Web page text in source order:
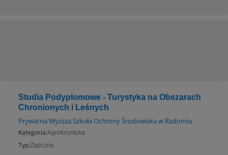
Studia Podyplomowe - Turystyka na Obszarach
Chronionych i Leśnych
Prywatna Wyższa Szkoła Ochrony Środowiska w Radomiu
Kategoria:Agroturystyka
Typ:Zaoczne